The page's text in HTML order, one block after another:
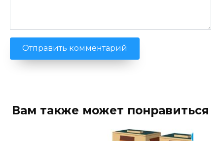
Вам также может понравиться